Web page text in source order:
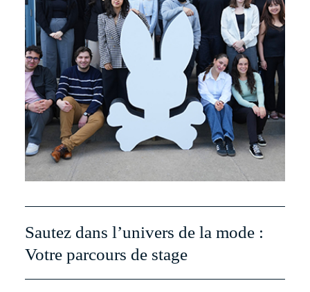
Sautez dans l’univers de la mode :
Votre parcours de stage